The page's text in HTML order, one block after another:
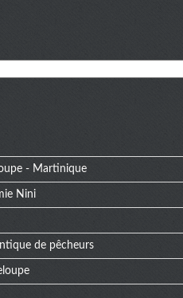
- Martinique
Nini
de pêcheurs